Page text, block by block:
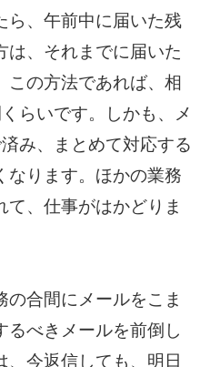
ら、午前中に届いた残
は、それまでに届いた
この方法であれば、相
らいです。しかも、メ
み、まとめて対応する
なります。ほかの業務
て、仕事がはかどりま
合間にメールをこま
るべきメールを前倒し
、今返信しても、明日